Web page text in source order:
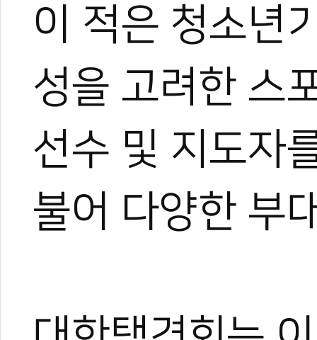
이 적은 청소년
성을 고려한 스
선수 및 지도자
불어 다양한 부